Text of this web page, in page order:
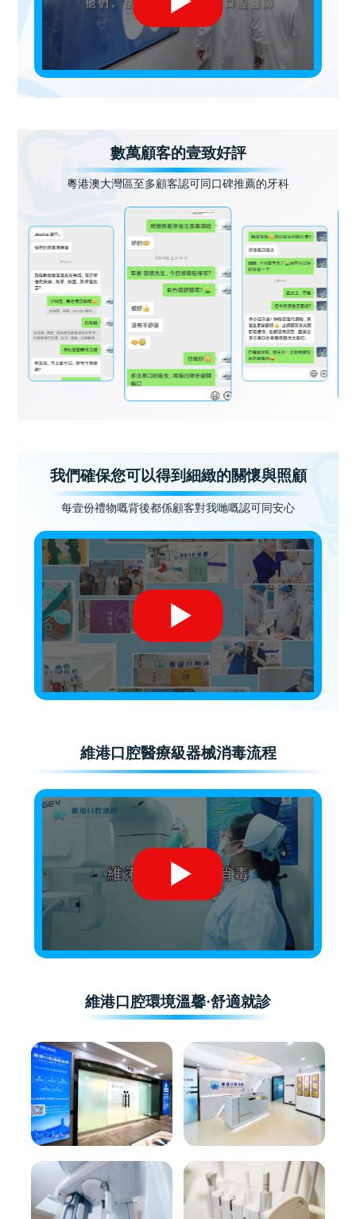
數萬顧客的壹致好評
粵港澳大灣區至多顧客認可同口碑推薦的牙科
我們確保您可以得到細緻的關懷與照顧
每壹份禮物嘅背後都係顧客對我哋嘅認可同安心
維港口腔醫療級器械消毒流程
維港口腔環境溫馨·舒適就診